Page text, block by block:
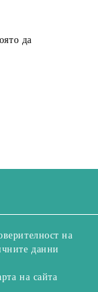
да
на
данни
на сайта